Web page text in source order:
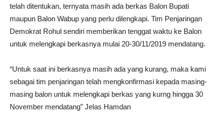
telah ditentukan, ternyata masih ada berkas Balon Bupati
maupun Balon Wabup yang perlu dilengkapi. Tim Penjaringan
Demokrat Rohul sendiri memberikan tenggat waktu ke Balon
untuk melengkapi berkasnya mulai 20-30/11/2019 mendatang.
“Untuk saat ini berkasnya masih ada yang kurang, maka kami
sebagai tim penjaringan telah mengkonfirmasi kepada masing-
masing balon untuk melengkapi berkas yang kurng hingga 30
November mendatang” Jelas Hamdan